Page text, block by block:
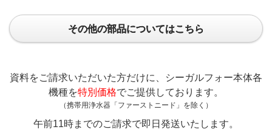
その他の部品についてはこちら
資料をご請求いただいた方だけに、シーガルフォー本体各
機種を特別価格でご提供しております。
（携帯用浄水器「ファーストニード」を除く）
午前11時までのご請求で即日発送いたします。